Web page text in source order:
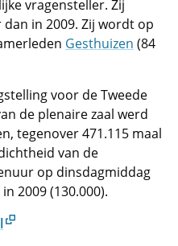
vragensteller. Zij
in 2009. Zij wordt op
Gesthuizen (84
voor de Tweede
de plenaire zaal werd
tegenover 471.115 maal
van de
op dinsdagmiddag
2009 (130.000).